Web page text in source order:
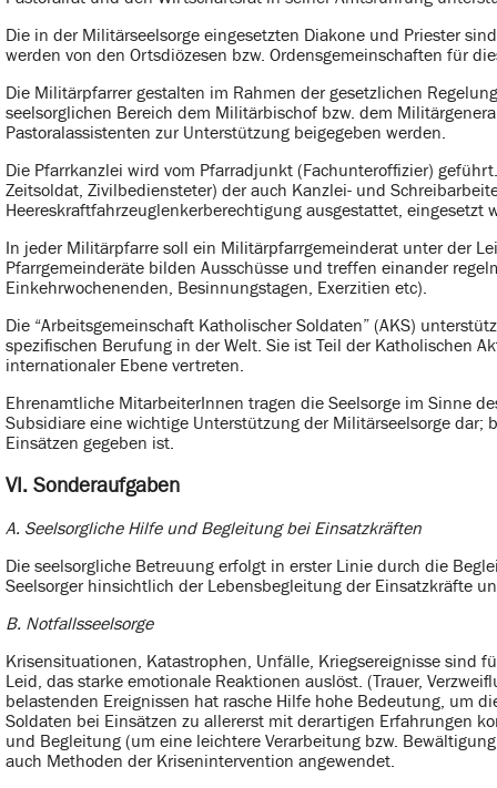
Die in der Militärseelsorge eingesetzten Diakone und Priester
werden von den Ortsdiözesen bzw. Ordensgemeinschaften für
Die Militärpfarrer gestalten im Rahmen der gesetzlichen
seelsorglichen Bereich dem Militärbischof bzw. dem
Pastoralassistenten zur Unterstützung beigegeben werden.
Die Pfarrkanzlei wird vom Pfarradjunkt (Fachunteroffizier)
Zeitsoldat, Zivilbediensteter) der auch Kanzlei- und
Heereskraftfahrzeuglenkerberechtigung ausgestattet, eingesetzt
In jeder Militärpfarre soll ein Militärpfarrgemeinderat unter der
Pfarrgemeinderäte bilden Ausschüsse und treffen einander
Einkehrwochenenden, Besinnungstagen, Exerzitien etc).
Die “Arbeitsgemeinschaft Katholischer Soldaten” (AKS)
spezifischen Berufung in der Welt. Sie ist Teil der Katholischen
internationaler Ebene vertreten.
Ehrenamtliche MitarbeiterInnen tragen die Seelsorge im Sinne
Subsidiare eine wichtige Unterstützung der Militärseelsorge
Einsätzen gegeben ist.
VI. Sonderaufgaben
A. Seelsorgliche Hilfe und Begleitung bei Einsatzkräften
Die seelsorgliche Betreuung erfolgt in erster Linie durch die
Seelsorger hinsichtlich der Lebensbegleitung der Einsatzkräfte
B. Notfallsseelsorge
Krisensituationen, Katastrophen, Unfälle, Kriegsereignisse sind
Leid, das starke emotionale Reaktionen auslöst. (Trauer,
belastenden Ereignissen hat rasche Hilfe hohe Bedeutung, um
Soldaten bei Einsätzen zu allererst mit derartigen Erfahrungen
und Begleitung (um eine leichtere Verarbeitung bzw.
auch Methoden der Krisenintervention angewendet.